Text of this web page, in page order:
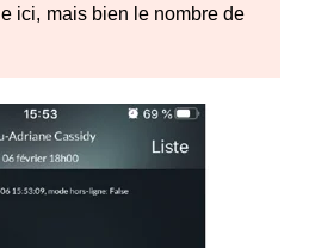
ici, mais bien le nombre de